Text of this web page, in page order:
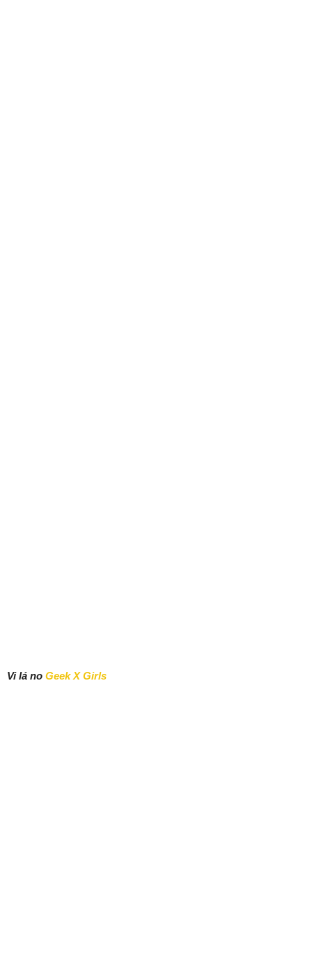
Vi lá no Geek X Girls